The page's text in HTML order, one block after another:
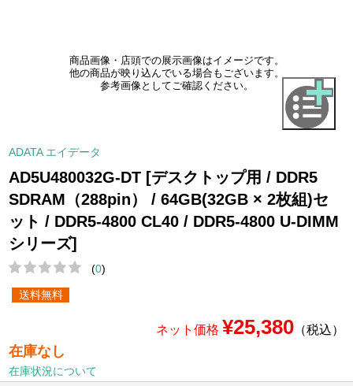
商品画像・店頭での展示画像はイメージです。
他の商品が映り込んでいる場合もございます。
参考画像としてご確認ください。
ADATA エイデータ
AD5U480032G-DT [デスクトップ用 / DDR5
SDRAM（288pin） / 64GB(32GB × 2枚組)セ
ット / DDR5-4800 CL40 / DDR5-4800 U-DIMM
シリーズ]
(0)
送料無料
ネット価格 ¥25,380（税込）
在庫なし
在庫状況について